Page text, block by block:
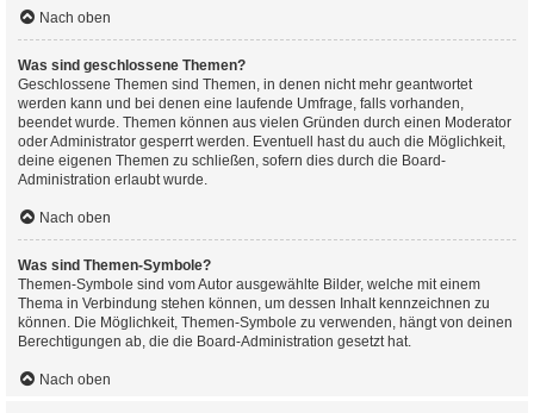
Nach oben
Was sind geschlossene Themen?
Geschlossene Themen sind Themen, in denen nicht mehr geantwortet
werden kann und bei denen eine laufende Umfrage, falls vorhanden,
beendet wurde. Themen können aus vielen Gründen durch einen Moderator
oder Administrator gesperrt werden. Eventuell hast du auch die Möglichkeit,
deine eigenen Themen zu schließen, sofern dies durch die Board-
Administration erlaubt wurde.
Nach oben
Was sind Themen-Symbole?
Themen-Symbole sind vom Autor ausgewählte Bilder, welche mit einem
Thema in Verbindung stehen können, um dessen Inhalt kennzeichnen zu
können. Die Möglichkeit, Themen-Symbole zu verwenden, hängt von deinen
Berechtigungen ab, die die Board-Administration gesetzt hat.
Nach oben